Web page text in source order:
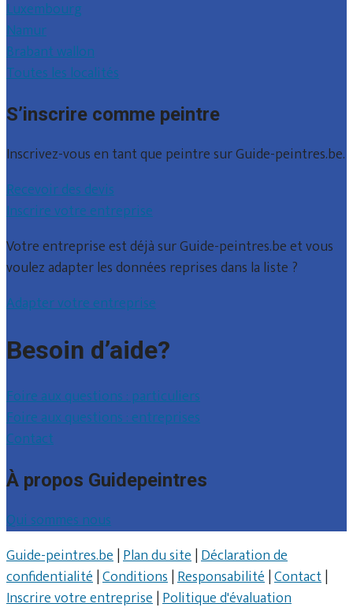
Luxembourg
Namur
Brabant wallon
Toutes les localités
S’inscrire comme peintre
Inscrivez-vous en tant que peintre sur Guide-peintres.be.
Recevoir des devis
Inscrire votre entreprise
Votre entreprise est déjà sur Guide-peintres.be et vous
voulez adapter les données reprises dans la liste ?
Adapter votre entreprise
Besoin d’aide?
Foire aux questions : particuliers
Foire aux questions : entreprises
Contact
À propos Guidepeintres
Qui sommes nous
Guide-peintres.be|Plan du site|Déclaration de
confidentialité|Conditions|Responsabilité|Contact|
Inscrire votre entreprise|Politique d'évaluation